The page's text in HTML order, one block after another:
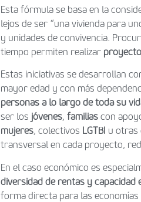
Esta fórmula se basa en la
lejos de ser “una vivienda para
y unidades de convivencia.
tiempo permiten realizar
Estas iniciativas se desarrollan
mayor edad y con más
personas a lo largo de toda su
ser los jóvenes, familias con
mujeres, colectivos LGTBI u otras
transversal en cada proyecto,
En el caso económico es
diversidad de rentas y capacidad
forma directa para las economías